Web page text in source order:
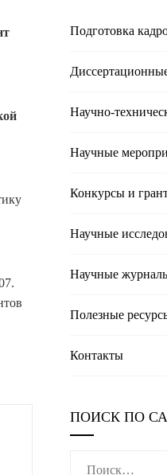
Подготовка
Научно-
Научные
Конкурсы и
Научные
Научные
Полезные
Контакты
ПОИСК ПО